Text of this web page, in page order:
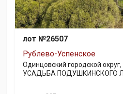
лот №26507
Рублево-Успенское
Одинцовский городской
УСАДЬБА ПОДУШКИНСКОГО